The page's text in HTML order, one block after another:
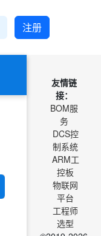
注册
友情链
接：
BOM服
务
DCS控
制系统
ARM工
控板
物联网
平台
工程师
选型